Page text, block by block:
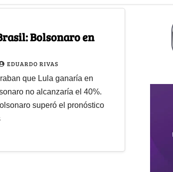
Bolsonaro en
EDUARDO RIVAS
que Lula ganaría en
no alcanzaría el 40%.
superó el pronóstico